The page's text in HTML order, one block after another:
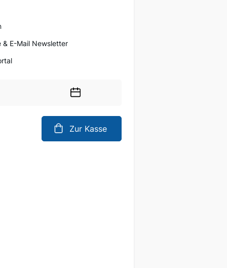
& E-Mail Newsletter
Datum
Zur Kasse